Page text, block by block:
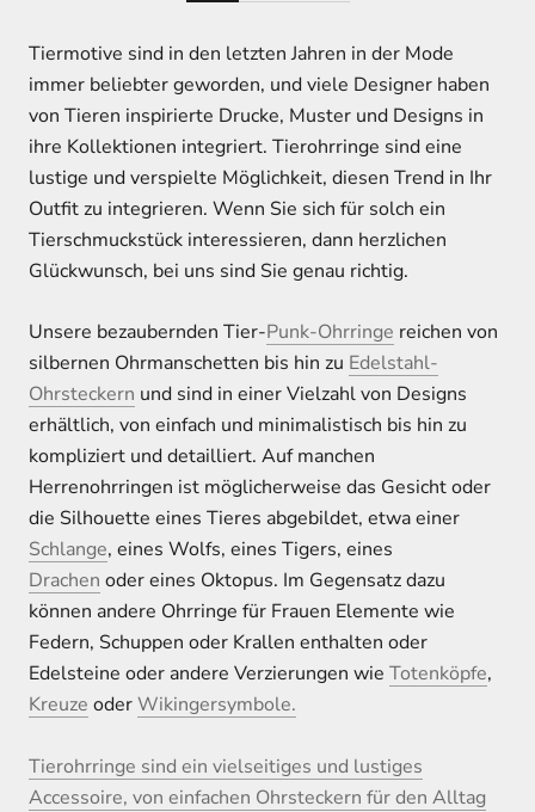
Tiermotive sind in den letzten Jahren in der Mode
immer beliebter geworden, und viele Designer haben
von Tieren inspirierte Drucke, Muster und Designs in
ihre Kollektionen integriert. Tierohrringe sind eine
lustige und verspielte Möglichkeit, diesen Trend in Ihr
Outfit zu integrieren. Wenn Sie sich für solch ein
Tierschmuckstück interessieren, dann herzlichen
Glückwunsch, bei uns sind Sie genau richtig.
Unsere bezaubernden Tier-Punk-Ohrringe reichen von
silbernen Ohrmanschetten bis hin zu Edelstahl-
Ohrsteckern und sind in einer Vielzahl von Designs
erhältlich, von einfach und minimalistisch bis hin zu
kompliziert und detailliert. Auf manchen
Herrenohrringen ist möglicherweise das Gesicht oder
die Silhouette eines Tieres abgebildet, etwa einer
Schlange, eines Wolfs, eines Tigers, eines
Drachen oder eines Oktopus. Im Gegensatz dazu
können andere Ohrringe für Frauen Elemente wie
Federn, Schuppen oder Krallen enthalten oder
Edelsteine ​​oder andere Verzierungen wie Totenköpfe,
Kreuze oderWikingersymbole.
Tierohrringe sind ein vielseitiges und lustiges
Accessoire, von einfachen Ohrsteckern für den Alltag